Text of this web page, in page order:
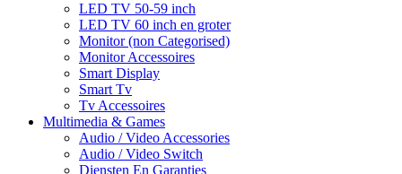
LED TV 50-59 inch
LED TV 60 inch en groter
Monitor (non Categorised)
Monitor Accessoires
Smart Display
Smart Tv
Tv Accessoires
Multimedia & Games
Audio / Video Accessories
Audio / Video Switch
Diensten En Garanties